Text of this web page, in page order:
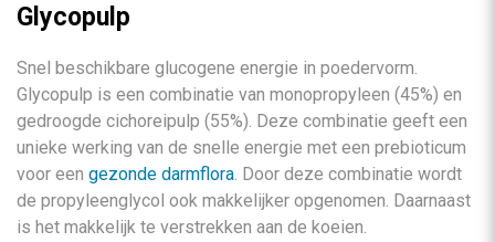
Glycopulp
Snel beschikbare glucogene energie in poedervorm.
Glycopulp is een combinatie van monopropyleen (45%) en
gedroogde cichoreipulp (55%). Deze combinatie geeft een
unieke werking van de snelle energie met een prebioticum
voor een gezonde darmflora. Door deze combinatie wordt
de propyleenglycol ook makkelijker opgenomen. Daarnaast
is het makkelijk te verstrekken aan de koeien.